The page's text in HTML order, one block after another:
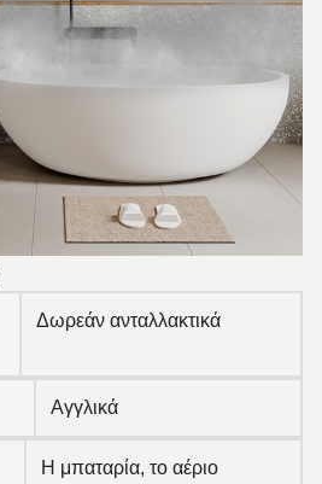
Δωρεάν ανταλλακτικά
Αγγλικά
Η μπαταρία, το αέριο